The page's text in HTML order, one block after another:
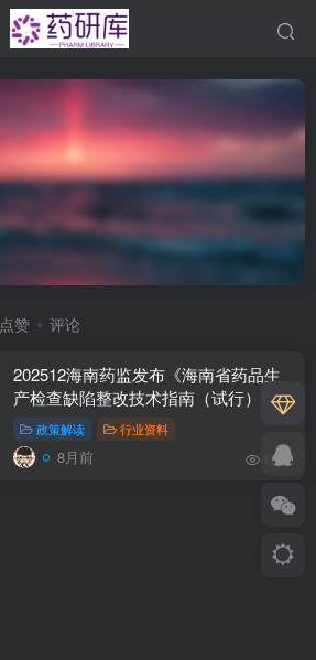
点赞 评论
202512海南药监发布《海南省药品生
产检查缺陷整改技术指南（试行）》-
附下载
政策解读 行业资料
8月前 131